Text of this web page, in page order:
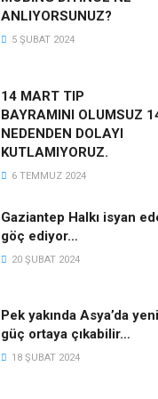
ANLIYORSUNUZ?
5 ŞUBAT 2024
14 MART TIP
BAYRAMINI OLUMSUZ
NEDENDEN DOLAYI
KUTLAMIYORUZ.
6 TEMMUZ 2024
Gaziantep Halkı isyan
göç ediyor…
20 ŞUBAT 2024
Pek yakında Asya’da
güç ortaya çıkabilir…
18 ŞUBAT 2024